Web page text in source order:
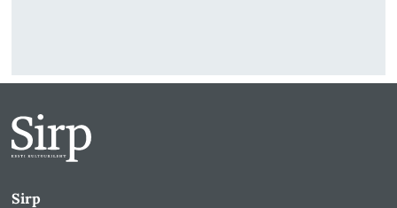
Sirp